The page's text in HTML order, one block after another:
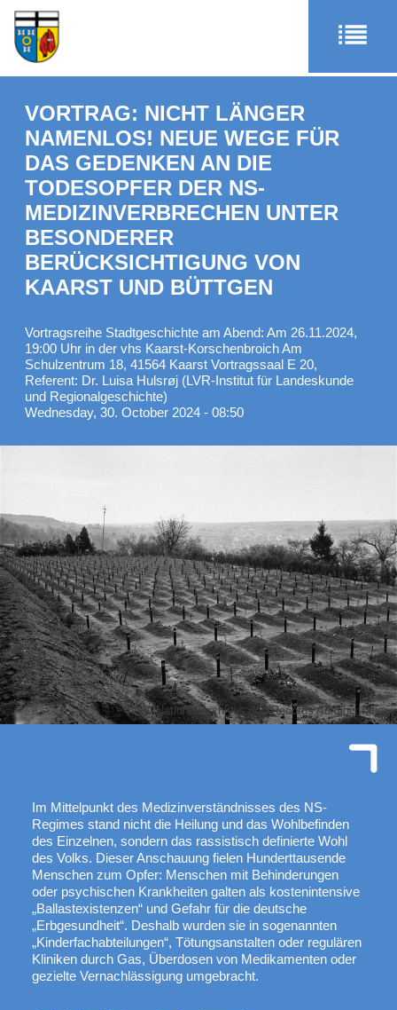
VORTRAG: NICHT LÄNGER
NAMENLOS! NEUE WEGE FÜR
DAS GEDENKEN AN DIE
TODESOPFER DER NS-
MEDIZINVERBRECHEN UNTER
BESONDERER
BERÜCKSICHTIGUNG VON
KAARST UND BÜTTGEN
Vortragsreihe Stadtgeschichte am Abend: Am 26.11.2024,
19:00 Uhr in der vhs Kaarst-Korschenbroich Am
Schulzentrum 18, 41564 Kaarst Vortragssaal E 20,
Referent: Dr. Luisa Hulsrøj (LVR-Institut für Landeskunde
und Regionalgeschichte)
Wednesday, 30. October 2024 - 08:50
National Archives and Records Administration
Im Mittelpunkt des Medizinverständnisses des NS-
Regimes stand nicht die Heilung und das Wohlbefinden
des Einzelnen, sondern das rassistisch definierte Wohl
des Volks. Dieser Anschauung fielen Hunderttausende
Menschen zum Opfer: Menschen mit Behinderungen
oder psychischen Krankheiten galten als kostenintensive
„Ballastexistenzen“ und Gefahr für die deutsche
„Erbgesundheit“. Deshalb wurden sie in sogenannten
„Kinderfachabteilungen“, Tötungsanstalten oder regulären
Kliniken durch Gas, Überdosen von Medikamenten oder
gezielte Vernachlässigung umgebracht.